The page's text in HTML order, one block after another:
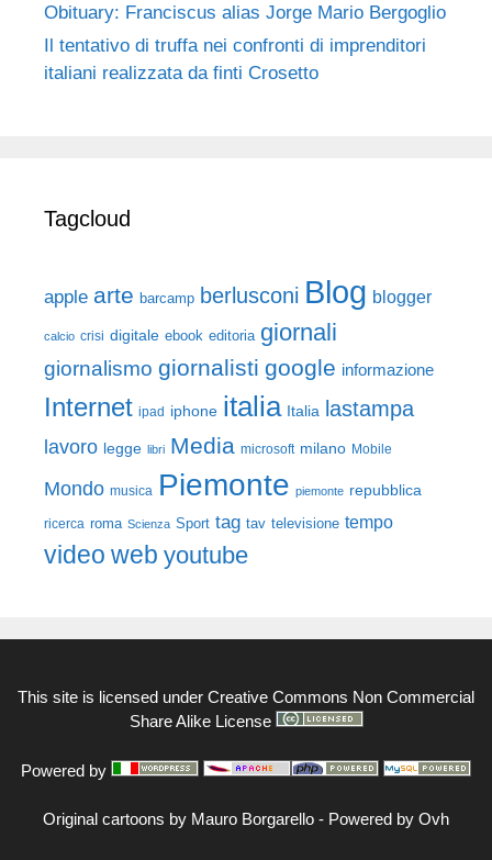
Obituary: Franciscus alias Jorge Mario Bergoglio
Il tentativo di truffa nei confronti di imprenditori
italiani realizzata da finti Crosetto
Tagcloud
apple arte barcamp berlusconi Blog blogger
calcio crisi digitale ebook editoria giornali
giornalismo giornalisti google informazione
Internet ipad iphone italia Italia lastampa
lavoro legge libri Media microsoft milano Mobile
Mondo musica Piemonte piemonte repubblica
ricerca roma Scienza Sport tag tav televisione tempo
video web youtube
This site is licensed under Creative Commons Non Commercial
Share Alike License
Powered by
Original cartoons by Mauro Borgarello - Powered by Ovh